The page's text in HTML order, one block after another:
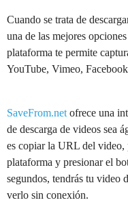
Cuando se trata de
una de las mejores
plataforma te permite
YouTube, Vimeo,
SaveFrom.net ofrece una
de descarga de videos sea
es copiar la URL del video,
plataforma y presionar el
segundos, tendrás tu video
verlo sin conexión.